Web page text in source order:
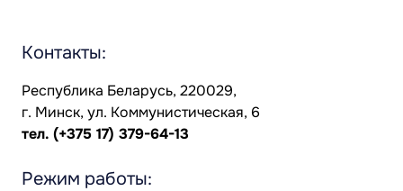
Контакты:
Республика Беларусь, 220029,
г. Минск, ул. Коммунистическая, 6
тел. (+375 17) 379-64-13
Режим работы: